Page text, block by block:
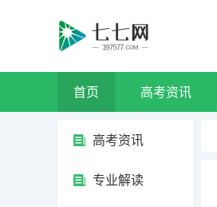
首页 高考资讯
高考资讯
专业解读